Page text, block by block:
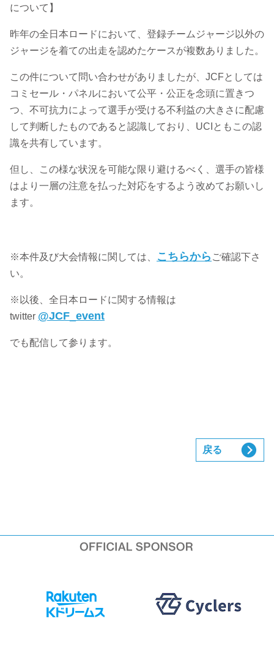
について】
昨年の全日本ロードにおいて、登録チームジャージ以外の
ジャージを着ての出走を認めたケースが複数ありました。
この件について問い合わせがありましたが、JCFとしては
コミセール・パネルにおいて公平・公正を念頭に置きつ
つ、不可抗力によって選手が受ける不利益の大きさに配慮
して判断したものであると認識しており、UCIともこの認
識を共有しています。
但し、この様な状況を可能な限り避けるべく、選手の皆様
はより一層の注意を払った対応をするよう改めてお願いし
ます。
※本件及び大会情報に関しては、 こちらから ご確認下さ
い。
※以後、全日本ロードに関する情報は
twitter @JCF_event
でも配信して参ります。
戻る